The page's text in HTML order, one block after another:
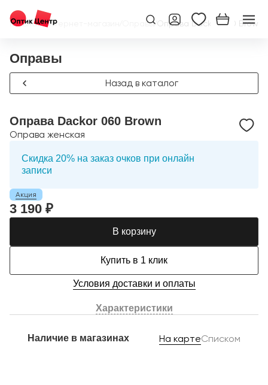
Главная/Интернет-магазин Оправы/Оправа Dackor 060 Brown
Оправы
Назад в каталог
Оправа Dackor 060 Brown
Оправа женская
Скидка 20% на заказ очков при онлайн
записи
Акция
3 190 ₽
В корзину
Купить в 1 клик
Условия доставки и оплаты
Характеристики
Наличие в магазинах На картеСписком